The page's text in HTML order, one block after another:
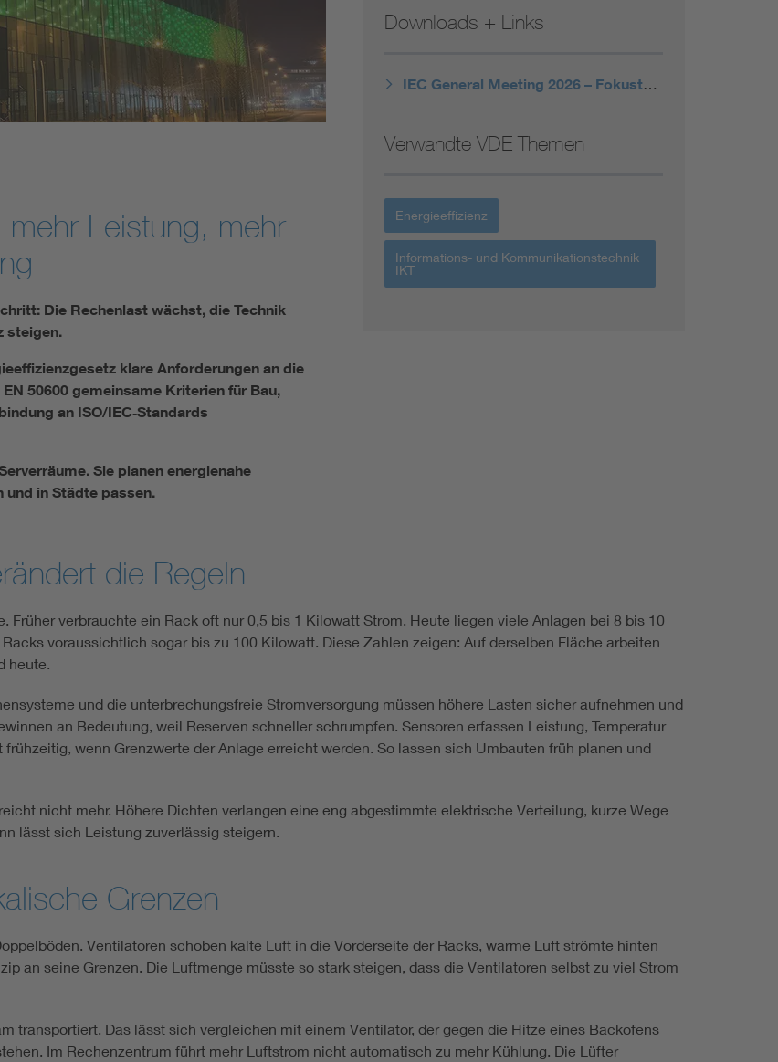
DIN VDE 0100 für sichere Elektroinstallationen
Elektrofachkraft (EFK)
Niederspannungsrichtlinie
Leistung, mehr
Die Rechenlast wächst, die Technik
steigen.
klare Anforderungen an die
50600 gemeinsame Kriterien für Bau,
an ISO/IEC‑Standards
Sie planen energienahe
und in Städte passen.
Downloads + Links
IEC General Meeting 2026 – Fokusthemen
Verwandte VDE Themen
Energieeffizienz
Informations- und Kommunikationstechnik
IKT
die Regeln
Früher verbrauchte ein Rack oft nur 0,5 bis 1 Kilowatt Strom. Heute liegen viele Anlagen bei 8 bis 10
voraussichtlich sogar bis zu 100 Kilowatt. Diese Zahlen zeigen: Auf derselben Fläche arbeiten
heute.
und die unterbrechungsfreie Stromversorgung müssen höhere Lasten sicher aufnehmen und
an Bedeutung, weil Reserven schneller schrumpfen. Sensoren erfassen Leistung, Temperatur
wenn Grenzwerte der Anlage erreicht werden. So lassen sich Umbauten früh planen und
nicht mehr. Höhere Dichten verlangen eine eng abgestimmte elektrische Verteilung, kurze Wege
lässt sich Leistung zuverlässig steigern.
Grenzen
Ventilatoren schoben kalte Luft in die Vorderseite der Racks, warme Luft strömte hinten
an seine Grenzen. Die Luftmenge müsste so stark steigen, dass die Ventilatoren selbst zu viel Strom
transportiert. Das lässt sich vergleichen mit einem Ventilator, der gegen die Hitze eines Backofens
Im Rechenzentrum führt mehr Luftstrom nicht automatisch zu mehr Kühlung. Die Lüfter